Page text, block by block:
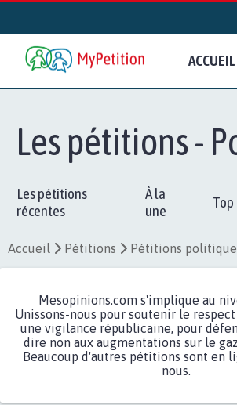
ACCUEIL
Les pétitions -
Les pétitions
récentes
À la
une
Top
Accueil Pétitions Pétitions
Mesopinions.com s'implique au
Unissons-nous pour soutenir le
une vigilance républicaine, pour
dire non aux augmentations sur le
Beaucoup d'autres pétitions sont en
nous.